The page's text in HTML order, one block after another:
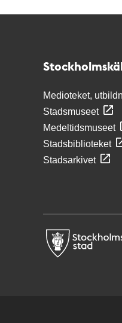
Medioteket,
Stadsmuseet
Medeltidsmuseet
Stadsbiblioteket
Stadsarkivet